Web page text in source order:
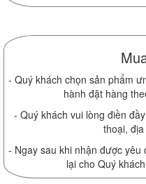
- Quý khách chọn sản phẩm
hành đặt hàng
- Quý khách vui lòng điền
thoại,
- Ngay sau khi nhận được
lại cho Quý